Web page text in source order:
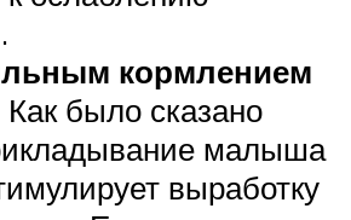
кормлением
Как было сказано
малыша
выработку